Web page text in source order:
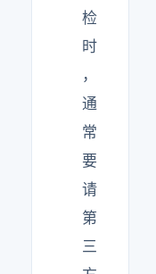
检
时
，
通
常
要
请
第
三